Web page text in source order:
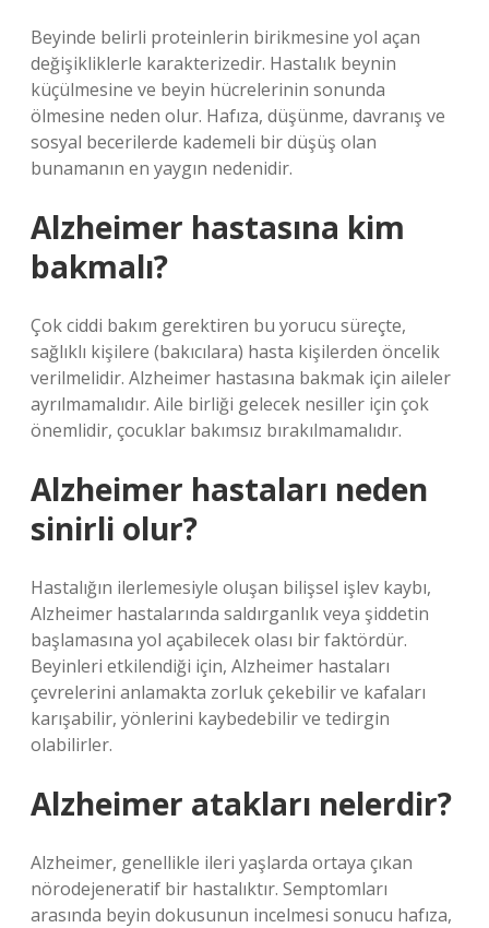
Beyinde belirli proteinlerin birikmesine yol açan
değişikliklerle karakterizedir. Hastalık beynin
küçülmesine ve beyin hücrelerinin sonunda
ölmesine neden olur. Hafıza, düşünme, davranış ve
sosyal becerilerde kademeli bir düşüş olan
bunamanın en yaygın nedenidir.
Alzheimer hastasına kim
bakmalı?
Çok ciddi bakım gerektiren bu yorucu süreçte,
sağlıklı kişilere (bakıcılara) hasta kişilerden öncelik
verilmelidir. Alzheimer hastasına bakmak için aileler
ayrılmamalıdır. Aile birliği gelecek nesiller için çok
önemlidir, çocuklar bakımsız bırakılmamalıdır.
Alzheimer hastaları neden
sinirli olur?
Hastalığın ilerlemesiyle oluşan bilişsel işlev kaybı,
Alzheimer hastalarında saldırganlık veya şiddetin
başlamasına yol açabilecek olası bir faktördür.
Beyinleri etkilendiği için, Alzheimer hastaları
çevrelerini anlamakta zorluk çekebilir ve kafaları
karışabilir, yönlerini kaybedebilir ve tedirgin
olabilirler.
Alzheimer atakları nelerdir?
Alzheimer, genellikle ileri yaşlarda ortaya çıkan
nörodejeneratif bir hastalıktır. Semptomları
arasında beyin dokusunun incelmesi sonucu hafıza,